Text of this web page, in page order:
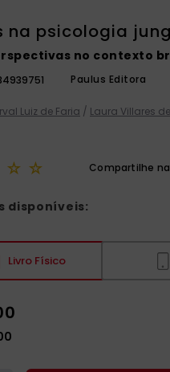
na psicologia
no contexto
Paulus Editora
Luiz de Faria / Laura Villares
☆ ☆
disponíveis:
Livro Físico